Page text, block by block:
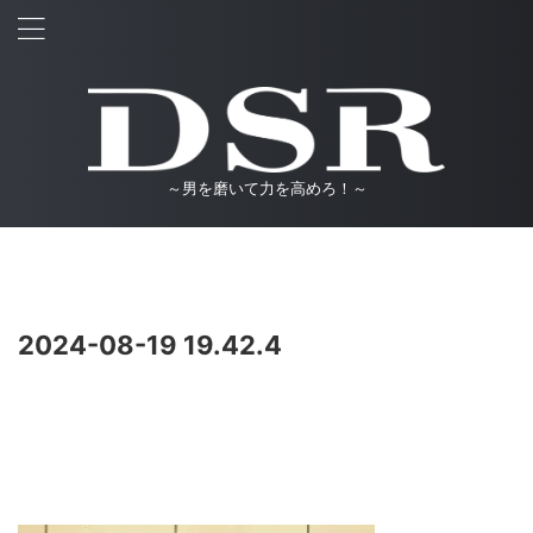
～男を磨いて力を高めろ！～
2024-08-19 19.42.4